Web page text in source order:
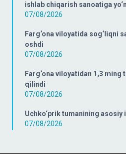
ishlab chiqarish sanoatiga
07/08/2026
Farg‘ona viloyatida sog‘liqni
oshdi
07/08/2026
Farg‘ona viloyatidan 1,3
qilindi
07/08/2026
Uchko‘prik tumanining
07/08/2026